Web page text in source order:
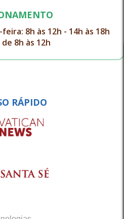
8h às 12h - 14h às 18h
8h às 12h
RÁPIDO